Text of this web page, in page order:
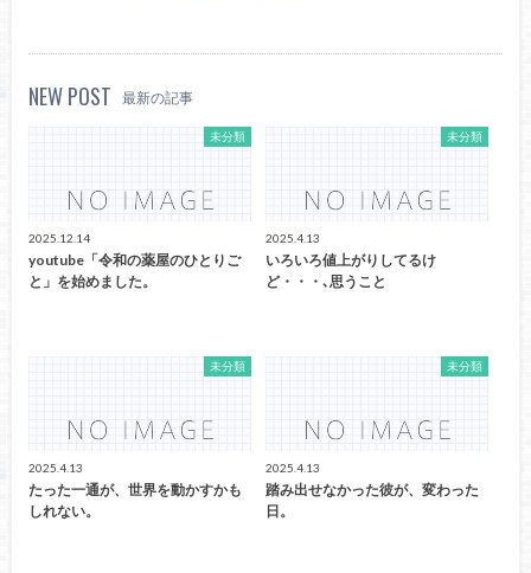
NEW POST 最新の記事
未分類
2025.12.14
youtube「令和の薬屋のひとりご
と」を始めました。
未分類
2025.4.13
いろいろ値上がりしてるけ
ど・・・､思うこと
未分類
2025.4.13
たった一通が、世界を動かすかも
しれない。
未分類
2025.4.13
踏み出せなかった彼が、変わった
日。